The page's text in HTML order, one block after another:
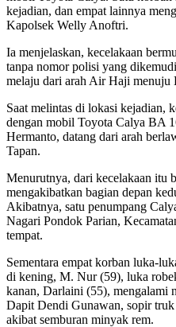
kejadian, dan empat lainnya
Kapolsek Welly Anoftri.
Ia menjelaskan, kecelakaan
tanpa nomor polisi yang
melaju dari arah Air Haji menuju
Saat melintas di lokasi kejadian,
dengan mobil Toyota Calya BA
Hermanto, datang dari arah
Tapan.
Menurutnya, dari kecelakaan itu
mengakibatkan bagian depan
Akibatnya, satu penumpang
Nagari Pondok Parian,
tempat.
Sementara empat korban luka-
di kening, M. Nur (59), luka
kanan, Darlaini (55), mengalami
Dapit Dendi Gunawan, sopir truk
akibat semburan minyak rem.